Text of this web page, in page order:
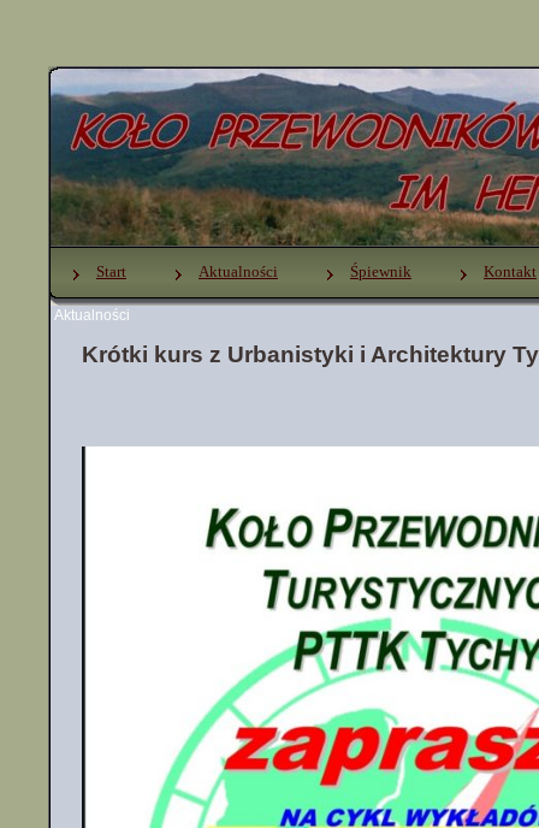
Aktualności
Start Aktualności Śpiewnik Kontakt
Krótki kurs z Urbanistyki i Architektury